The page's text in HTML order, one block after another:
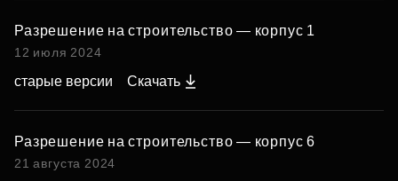
Разрешение на строительство — корпус 1
12 июля 2024
старые версии Скачать
Разрешение на строительство — корпус 6
21 августа 2024